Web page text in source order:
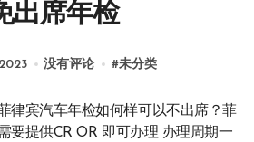
出席年检
没有评论 #未分类
要提供CR OR 即可办理 办理周期一